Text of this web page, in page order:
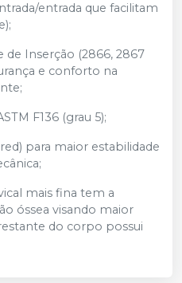
entrada que facilitam
de Inserção (2866, 2867
e conforto na
F136 (grau 5);
para maior estabilidade
mais fina tem a
óssea visando maior
do corpo possui